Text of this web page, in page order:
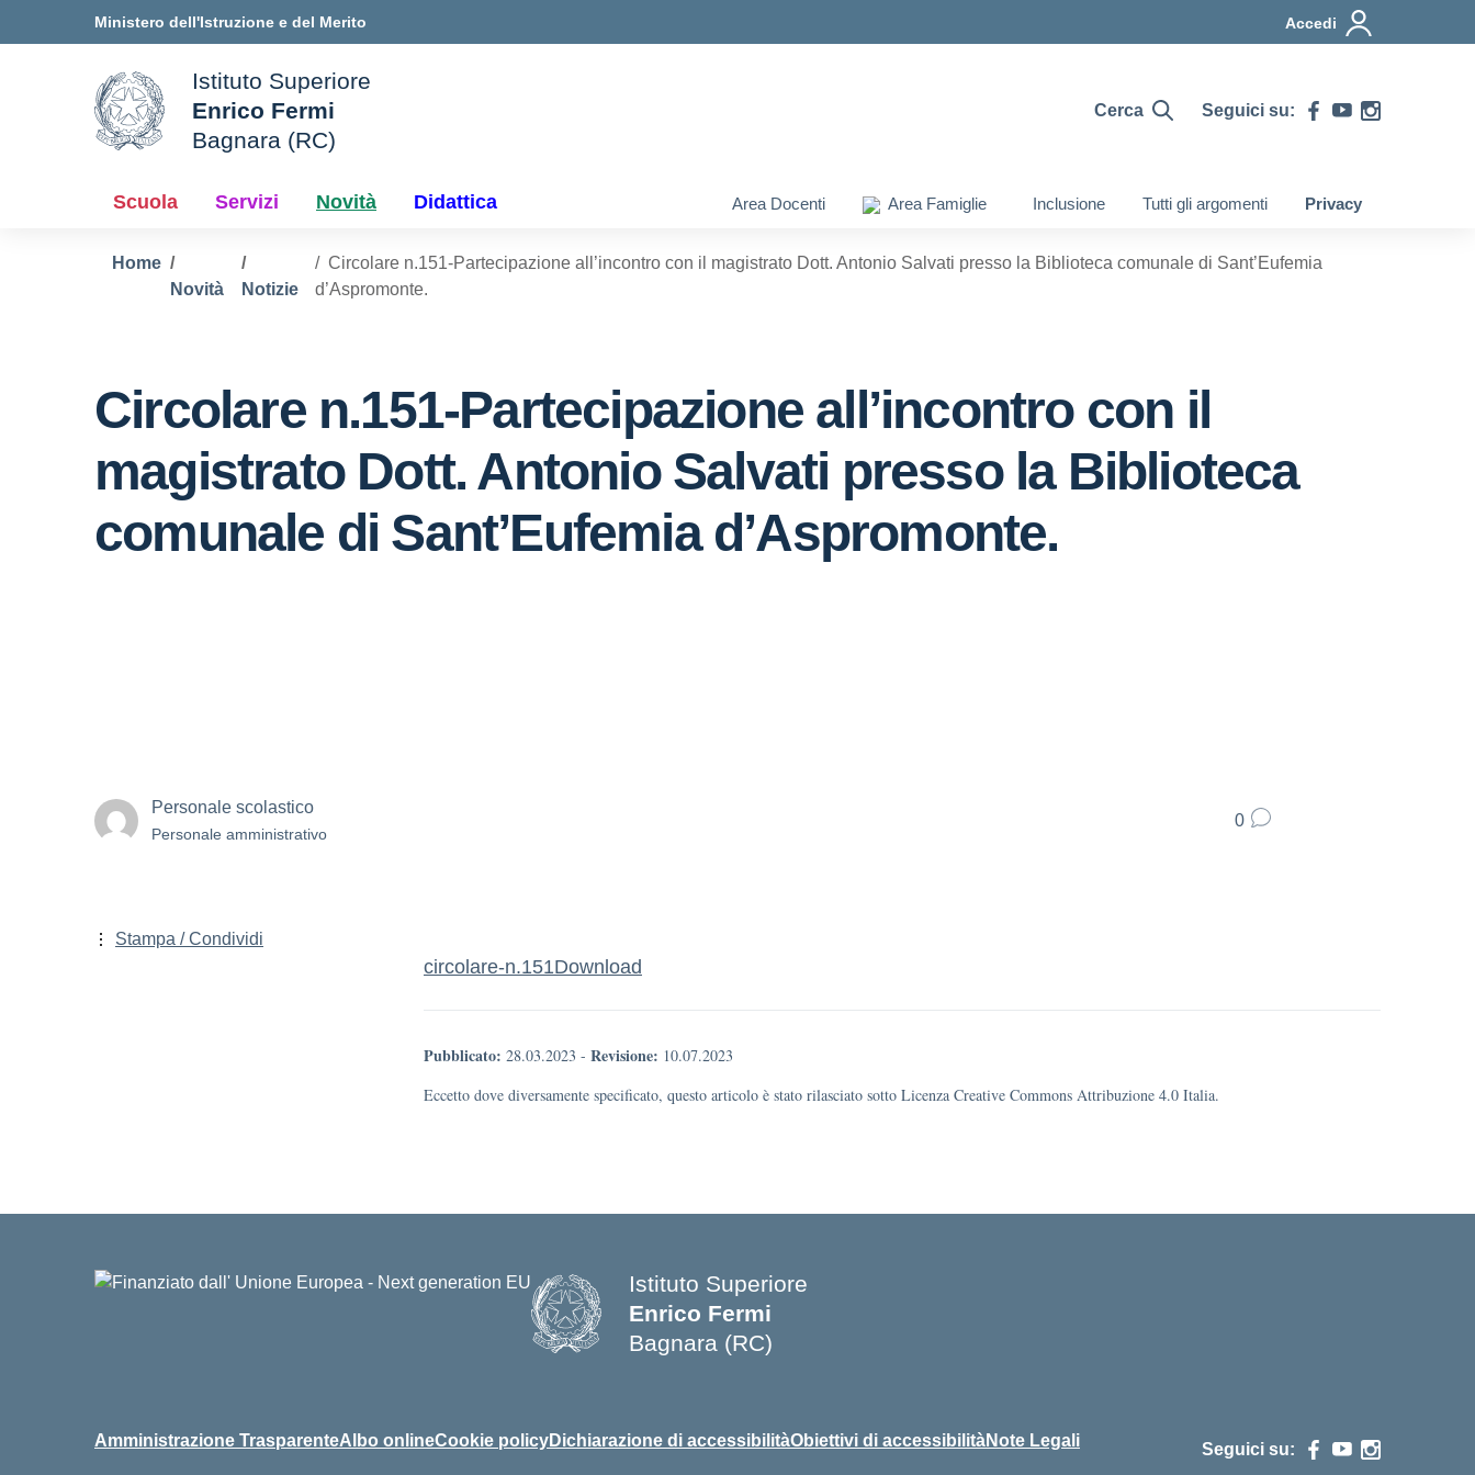
Ministero dell'Istruzione e del Merito Accedi
della scuola
Istituto Superiore
Enrico Fermi
Bagnara (RC)
Cerca Seguici su:
Scuola Servizi Novità Didattica Area Docenti Area Famiglie Inclusione Tutti gli argomenti Privacy
Home
Novità
Notizie
Circolare n.151-Partecipazione all’incontro con il magistrato Dott. Antonio Salvati presso la Biblioteca comunale di Sant’Eufemia
d’Aspromonte.
Circolare n.151-Partecipazione all’incontro con il
magistrato Dott. Antonio Salvati presso la Biblioteca
comunale di Sant’Eufemia d’Aspromonte.
Personale scolastico
Personale amministrativo
0
circolare-n.151Download
Pubblicato: 28.03.2023 - Revisione: 10.07.2023
Eccetto dove diversamente specificato, questo articolo è stato rilasciato sotto Licenza Creative Commons Attribuzione 4.0 Italia.
Stampa / Condividi
Istituto Superiore
Enrico Fermi
Bagnara (RC)
Amministrazione TrasparenteAlbo onlineCookie policyDichiarazione di accessibilitàObiettivi di accessibilitàNote Legali Seguici su: